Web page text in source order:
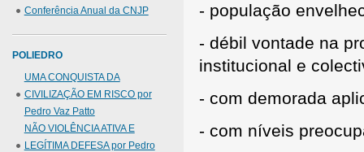
- população
- débil vontade na
institucional e
- com demorada
- com níveis
Conferência Anual da CNJP
POLIEDRO
UMA CONQUISTA DA
CIVILIZAÇÃO EM RISCO por
Pedro Vaz Patto
NÃO VIOLÊNCIA ATIVA E
LEGÍTIMA DEFESA por Pedro